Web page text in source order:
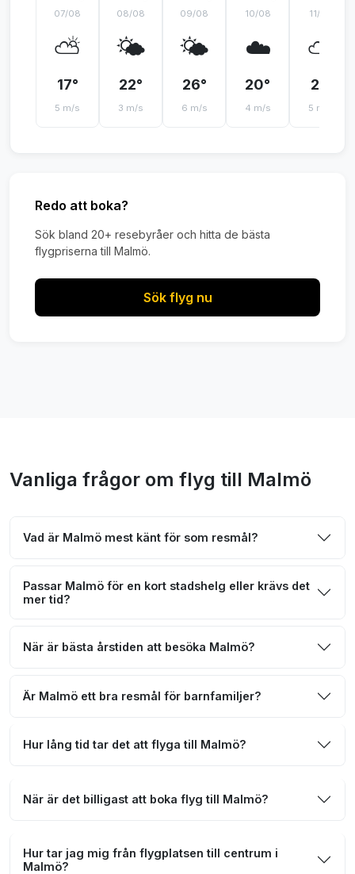
07/08
⛅
17°
5 m/s
08/08
🌤️
22°
3 m/s
09/08
🌤️
26°
6 m/s
10/08
☁️
20°
4 m/s
11/08
⛅
21°
5 m/s
Redo att boka?
Sök bland 20+ resebyråer och hitta de bästa
flygpriserna till Malmö.
Sök flyg nu
Vanliga frågor om flyg till Malmö
Vad är Malmö mest känt för som resmål?
Passar Malmö för en kort stadshelg eller krävs det
mer tid?
När är bästa årstiden att besöka Malmö?
Är Malmö ett bra resmål för barnfamiljer?
Hur lång tid tar det att flyga till Malmö?
När är det billigast att boka flyg till Malmö?
Hur tar jag mig från flygplatsen till centrum i
Malmö?